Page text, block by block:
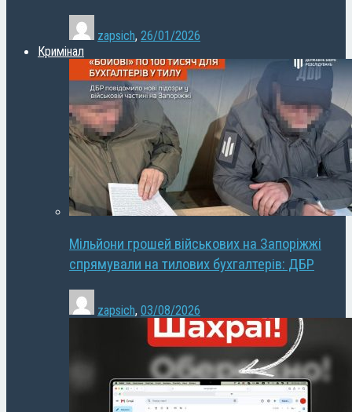
zapsich, 26/01/2026
Кримінал
Мільйони грошей військових на Запоріжжі
спрямували на тилових бухгалтерів: ДБР
zapsich, 03/08/2026